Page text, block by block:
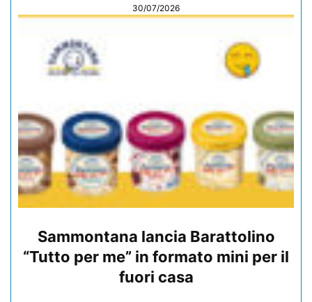
30/07/2026
Sammontana lancia Barattolino
“Tutto per me” in formato mini per il
fuori casa